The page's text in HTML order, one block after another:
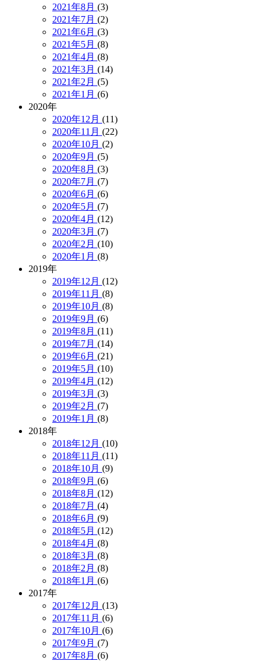
2021年8月 (3)
2021年7月 (2)
2021年6月 (3)
2021年5月 (8)
2021年4月 (8)
2021年3月 (14)
2021年2月 (5)
2021年1月 (6)
2020年
2020年12月 (11)
2020年11月 (22)
2020年10月 (2)
2020年9月 (5)
2020年8月 (3)
2020年7月 (7)
2020年6月 (6)
2020年5月 (7)
2020年4月 (12)
2020年3月 (7)
2020年2月 (10)
2020年1月 (8)
2019年
2019年12月 (12)
2019年11月 (8)
2019年10月 (8)
2019年9月 (6)
2019年8月 (11)
2019年7月 (14)
2019年6月 (21)
2019年5月 (10)
2019年4月 (12)
2019年3月 (3)
2019年2月 (7)
2019年1月 (8)
2018年
2018年12月 (10)
2018年11月 (11)
2018年10月 (9)
2018年9月 (6)
2018年8月 (12)
2018年7月 (4)
2018年6月 (9)
2018年5月 (12)
2018年4月 (8)
2018年3月 (8)
2018年2月 (8)
2018年1月 (6)
2017年
2017年12月 (13)
2017年11月 (6)
2017年10月 (6)
2017年9月 (7)
2017年8月 (6)